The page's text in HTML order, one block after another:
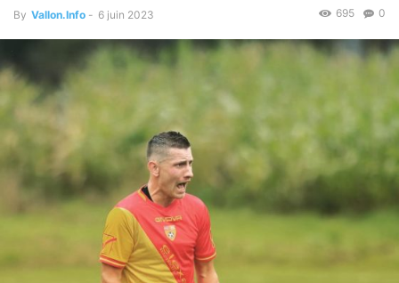
By Vallon.Info - 6 juin 2023 0
695